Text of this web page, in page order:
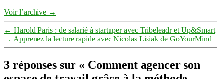
Voir l’archive →
← Harold Paris : de salarié à startuper avec Tribeleadr et Up&Smart
→ Apprenez la lecture rapide avec Nicolas Lisiak de GoYourMind
3 réponses sur « Comment agencer son